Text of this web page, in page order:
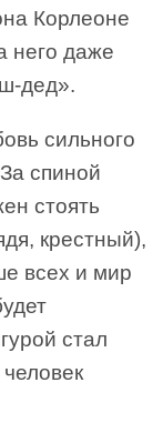
Корлеоне
него даже
дед».
сильного
спиной
стоять
крестный),
всех и мир
стал